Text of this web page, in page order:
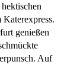
genießen
Auf